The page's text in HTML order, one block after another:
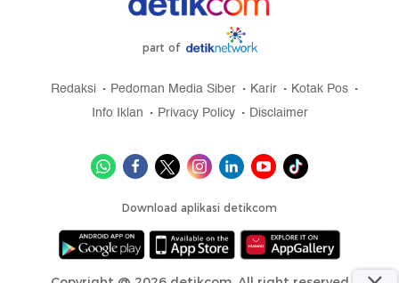
part of
Redaksi Pedoman Media Siber Karir
Kotak Pos
Info Iklan
Privacy Policy Disclaimer
Download aplikasi detikcom